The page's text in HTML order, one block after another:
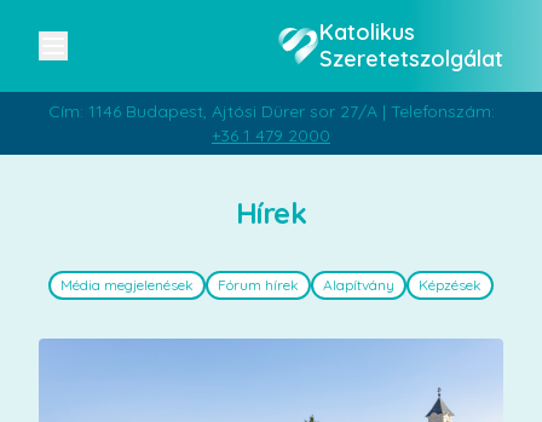
Katolikus
Szeretetszolgálat
Cím: 1146 Budapest, Ajtósi Dürer sor 27/A | Telefonszám:
+36 1 479 2000
Hírek
Média megjelenések Fórum hírek Alapítvány Képzések